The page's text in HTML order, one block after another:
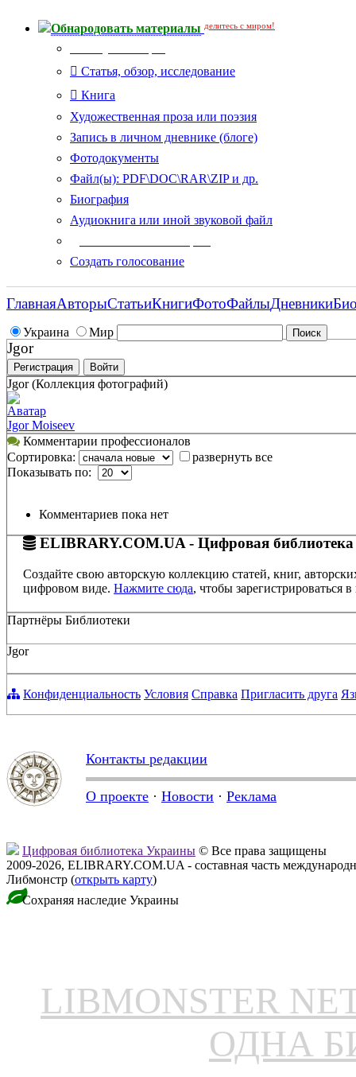
Обнародовать материалы делитесь с миром!
Статья, обзор, исследование
Книга
Художественная проза или поэзия
Запись в личном дневнике (блоге)
Фотодокументы
Файл(ы): PDF\DOC\RAR\ZIP и др.
Биография
Аудиокнига или иной звуковой файл
Создать голосование
Украина Мир
ГлавнаяАвторыСтатьиКнигиФотоФайлыДневники
Jgor
Регистрация Войти
Jgor (Коллекция фотографий)
Аватар
Jgor Moiseev
Комментарии профессионалов
Сортировка:
развернуть все
Показывать по:
Комментариев пока нет
ELIBRARY.COM.UA - Цифровая библиотека
Создайте свою авторскую коллекцию статей, книг,
цифровом виде. Нажмите сюда, чтобы зарегистрироваться в
Партнёры Библиотеки
Jgor
Конфиденциальность Условия Справка Пригласить друга
Контакты редакции
О проекте · Новости · Реклама
Цифровая библиотека Украины © Все права защищены
2009-2026, ELIBRARY.COM.UA - составная часть
Либмонстр (открыть карту)
Сохраняя наследие Украины
LIBMONSTER
ОДНА